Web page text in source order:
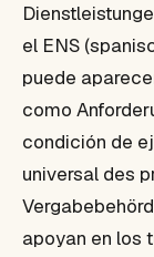
el ENS
puede
como
condición de
universal des
apoyan en los